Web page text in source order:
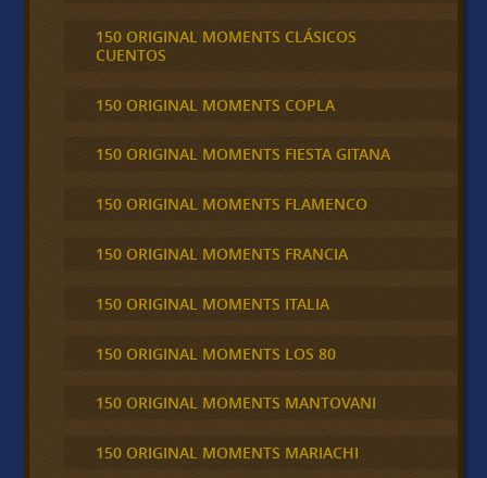
150 ORIGINAL MOMENTS CLÁSICOS
CUENTOS
150 ORIGINAL MOMENTS COPLA
150 ORIGINAL MOMENTS FIESTA GITANA
150 ORIGINAL MOMENTS FLAMENCO
150 ORIGINAL MOMENTS FRANCIA
150 ORIGINAL MOMENTS ITALIA
150 ORIGINAL MOMENTS LOS 80
150 ORIGINAL MOMENTS MANTOVANI
150 ORIGINAL MOMENTS MARIACHI